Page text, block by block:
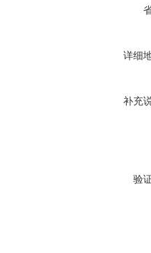
详细
补充
验